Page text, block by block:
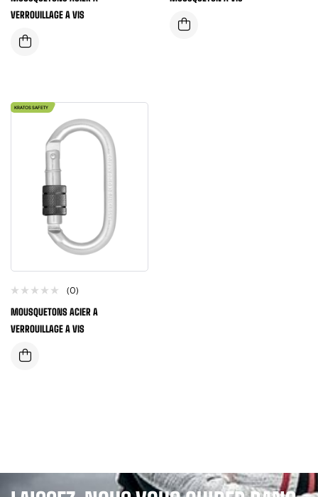
VERROUILLAGE A VIS
KRATOS SAFETY
(0)
MOUSQUETONS ACIER A
VERROUILLAGE A VIS